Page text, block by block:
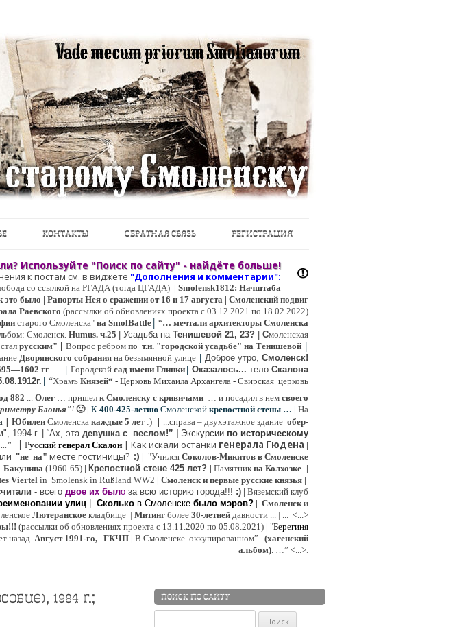
КОНТАКТЫ ОБРАТНАЯ СВЯЗЬ РЕГИСТРАЦИЯ
Используйте "Поиск по сайту" - найдёте больше!
к постам см. в виджете "Дополнения и комментарии":
со ссылкой на РГАДА (тогда ЦГАДА) | Smolensk1812: Начштаба
было | Рапорты Нея о сражении от 16 и 17 августа | Смоленский подвиг
Раевского (рассылки об обновлениях проекта с 03.12.2021 по 18.02.2022)
старого Смоленска" на SmolBattle | “… мечтали архитекторы Смоленска
Смоленск.Humus. ч.25 | Усадьба на Тенишевой 21, 23? Смоленская
русским" Вопрос ребром по т.н. "городской усадьбе" на Тенишевой |
Дворянского собрания на безымянной улице | Доброе утро, Смоленск!
гг. ... | Городской сад имени Глинки | Оказалось... тело Скалона
1912г. | “Храмъ Князей“ - Церковь Михаила Архангела - Свирская церковь
882 ... Олег … пришел к Смоленску с кривичами … и посадил в нем своего
Блонья”! 🙂| К 400-425-летию Смоленской крепостной стены … | На
| Юбилеи Смоленска каждые 5 лет :) | ...справа – двухэтажное здание обер-
1994 г. “Ах, эта девушка с веслом!” Экскурсии по историческому
..." | Русский генерал Скалон | Как искали останки генерала Гюдена |
"не на" месте гостиницы? :) | "Учился Соколов-Микитов в Смоленске
Бакунина (1960-65) | Крепостной стене 425 лет? | Памятник на Колхозке |
Viertel in Smolensk in Rußland WW2 | Смоленск и первые русские князья |
- всего двое их было за всю историю города!!! :) | Вяземский клуб
улиц Сколько в Смоленске было мэров? | Смоленски
Лютерaнское кладбище | Митинг более 30-летней давности ... | ... <...>
(рассылки об обновлениях проекта с 13.11.2020 по 05.08.2021) | "Берегиня
назад.Август 1991-го, ГКЧП | В Смоленске оккупированном” (хагенский
альбом). …” <...>.
1984 г.;
ПОИСК ПО САЙТУ